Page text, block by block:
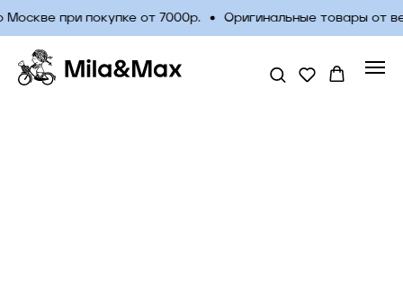
при покупке от 7000р. Оригинальные товары от